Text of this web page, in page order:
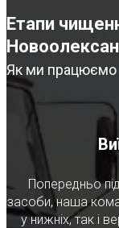
Етапи
Як ми працюємо
Попередньо
засоби, наша
у нижніх, так і